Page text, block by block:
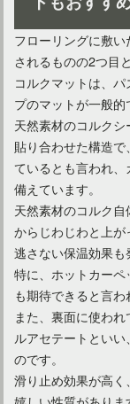
フローリングに敷
されるものの2つ目
コルクマットは、
プのマットが一般的
天然素材のコルク
貼り合わせた構造
ているとも言われ
備えています。
天然素材のコルク
からじわじわと上
逃さない保温効果も
特に、ホットカー
も期待できると言わ
また、裏面に使わ
ルアセテートとい
のです。
滑り止め効果が高